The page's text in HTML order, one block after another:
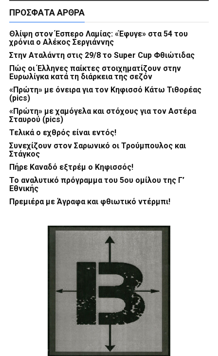
ΠΡΌΣΦΑΤΑ ΆΡΘΡΑ
Θλίψη στον Έσπερο Λαμίας: «Έφυγε» στα 54 του
χρόνια ο Αλέκος Σεργιάννης
Στην Αταλάντη στις 29/8 το Super Cup Φθιώτιδας
Πώς οι Έλληνες παίκτες στοιχηματίζουν στην
Ευρωλίγκα κατά τη διάρκεια της σεζόν
«Πρώτη» με όνειρα για τον Κηφισσό Κάτω Τιθορέας
(pics)
«Πρώτη» με χαμόγελα και στόχους για τον Αστέρα
Σταυρού (pics)
Τελικά ο εχθρός είναι εντός!
Συνεχίζουν στον Σαρωνικό οι Τρούμπουλος και
Στάγκος
Πήρε Καναδό εξτρέμ ο Κηφισσός!
Το αναλυτικό πρόγραμμα του 5ου ομίλου της Γ’
Εθνικής
Πρεμιέρα με Άγραφα και φθιωτικό ντέρμπι!